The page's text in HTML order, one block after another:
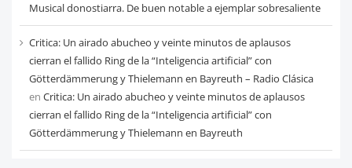
Musical donostiarra. De buen notable a ejemplar sobresaliente
Critica: Un airado abucheo y veinte minutos de aplausos
cierran el fallido Ring de la “Inteligencia artificial” con
Götterdämmerung y Thielemann en Bayreuth – Radio Clásica
en Critica: Un airado abucheo y veinte minutos de aplausos
cierran el fallido Ring de la “Inteligencia artificial” con
Götterdämmerung y Thielemann en Bayreuth